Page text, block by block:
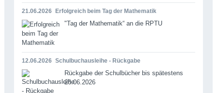
21.06.2026 Erfolgreich beim Tag der Mathematik
"Tag der Mathematik“ an die RPTU
12.06.2026 Schulbuchausleihe - Rückgabe
Rückgabe der Schulbücher bis spätestens
26.06.2026